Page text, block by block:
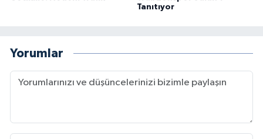
Tanıtıyor
Yorumlar